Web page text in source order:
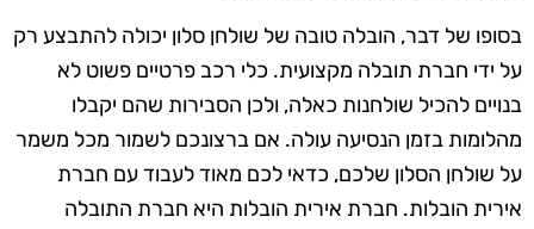
בסופו של דבר, הובלה טובה של שולחן סלון יכולה להתבצע רק
על ידי חברת תובלה מקצועית. כלי רכב פרטיים פשוט לא
בנויים להכיל שולחנות כאלה, ולכן הסבירות שהם יקבלו
מהלומות בזמן הנסיעה עולה. אם ברצונכם לשמור מכל משמר
על שולחן הסלון שלכם, כדאי לכם מאוד לעבוד עם חברת
אירית הובלות. חברת אירית הובלות היא חברת התובלה